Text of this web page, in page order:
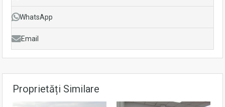
WhatsApp
Email
Proprietăți Similare